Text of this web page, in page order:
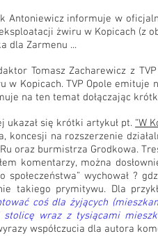
informuje w
żwiru w Kopicach (z
dla Zarmenu ...
Tomasz Zacharewicz z
w Kopicach. TVP Opole
na ten temat dołączając
ukazał się krótki artykuł pt. “W
koncesji na rozszerzenie
oraz burmistrza Grodkowa.
komentarzy, można
społeczeństwa” wychował ?
takiego prymitywu. Dla
coś dla żyjących
wraz z tysiącami
współczucia dla autora